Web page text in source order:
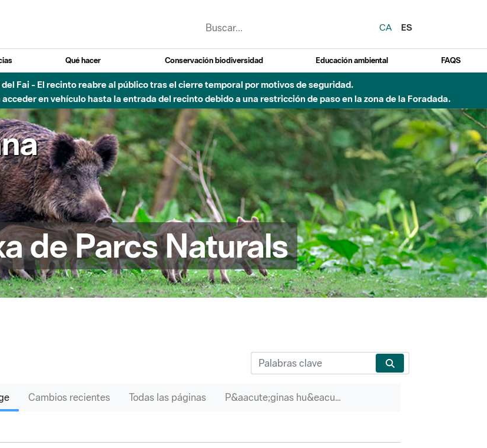
CA
ES
Qué hacer Conservación biodiversidad Educación ambiental FAQS
Fai - El recinto reabre al público tras el cierre temporal por motivos de seguridad.
en vehículo hasta la entrada del recinto debido a una restricción de paso en la zona de la Foradada.
de Parcs Naturals
Cambios recientes Todas las páginas P&aacute;ginas hu&eacute;rfanas